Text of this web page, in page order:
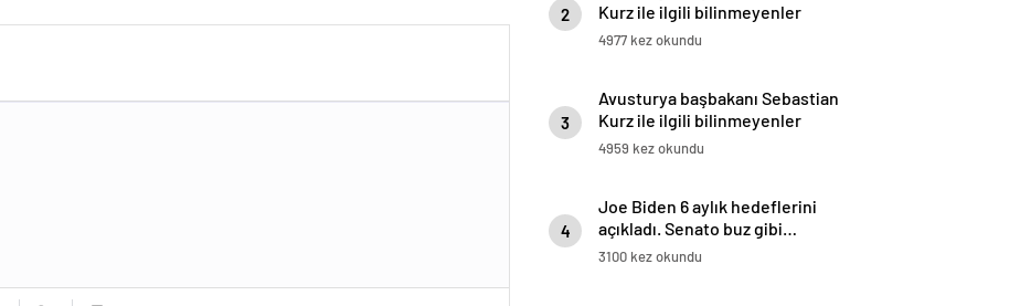
2
Kurz ile ilgili bilinmeyenler
4977 kez okundu
3
Avusturya başbakanı Sebastian
Kurz ile ilgili bilinmeyenler
4959 kez okundu
4
Joe Biden 6 aylık hedeflerini
açıkladı. Senato buz gibi…
3100 kez okundu